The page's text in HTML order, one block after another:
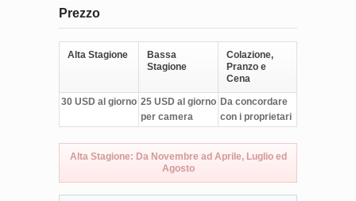
Prezzo
Alta Stagione
Bassa
Stagione
Colazione,
Pranzo e
Cena
30 USD al giorno 25 USD al giorno
per camera
Da concordare
con i proprietari
Alta Stagione: Da Novembre ad Aprile, Luglio ed
Agosto